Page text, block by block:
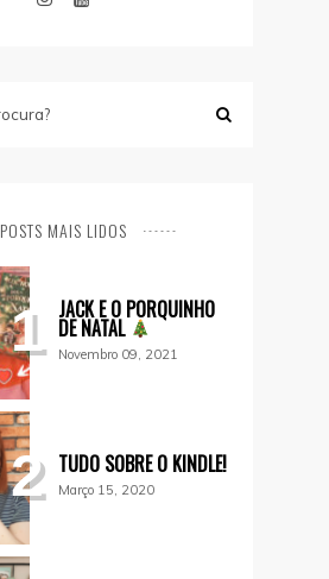
POSTS MAIS LIDOS
1 JACK E O PORQUINHO
DE NATAL
Novembro 09, 2021
2 TUDO SOBRE O KINDLE!
Março 15, 2020